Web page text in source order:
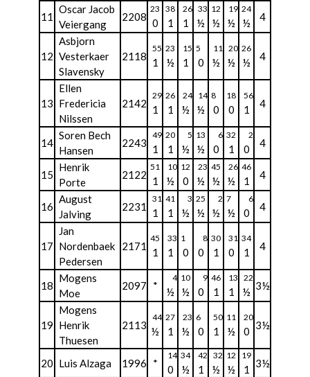
11
Oscar Jacob
Veiergang
2208
23
0
38
1
26
1
33
½
12
½
19
½
24
½ 4
12
Asbjorn
Vesterkaer
Slavensky
2118
55
1
23
½
15
1
5
0
11
½
20
½
26
½ 4
13
Ellen
Fredericia
Nilssen
2142
29
1
26
1
24
½
14
½
8
0
18
0
56
1 4
14
Soren Bech
Hansen
2243
49
1
20
1
5
½
13
½
6
0
32
1
2
0 4
15
Henrik
Porte
2122
51
1
10
½
12
0
23
½
45
½
26
½
46
1 4
16
August
Jalving
2231
31
1
41
1
3
½
25
½
2
½
7
½
6
0 4
17
Jan
Nordenbaek
Pedersen
2171
45
1
33
1
1
0
8
0
30
1
31
0
34
1 4
18
Mogens
Moe
2097 *
4
½
10
½
9
0
46
1
13
1
22
½ 3½
19
Mogens
Henrik
Thuesen
2113
44
½
27
1
23
½
6
0
50
1
11
½
20
0 3½
20 Luis Alzaga 1996 *
14
0
34
½
42
1
32
½
12
½
19
1 3½